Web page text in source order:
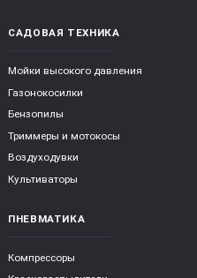
САДОВАЯ ТЕХНИКА
Мойки высокого давления
Газонокосилки
Бензопилы
Триммеры и мотокосы
Воздуходувки
Культиваторы
ПНЕВМАТИКА
Компрессоры